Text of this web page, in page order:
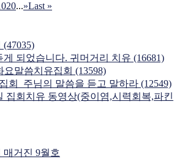
20...»Last »
게 되었습니다. 귀머거리 치유 (16681)
요말씀치유집회 (13598)
회_주님의 말씀을 듣고 말하라 (12549)
집회치유 동영상(중이염,시력회복,파킨
매거진 9월호